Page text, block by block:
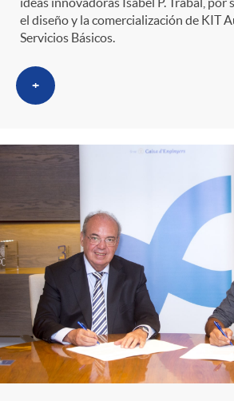
el diseño y la comercialización de KIT
Servicios Básicos.
+